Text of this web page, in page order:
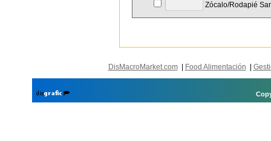
Zócalo/Rodapié
DisMacroMarket.com| Food Alimentación